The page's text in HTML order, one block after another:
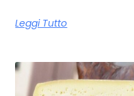
Leggi Tutto